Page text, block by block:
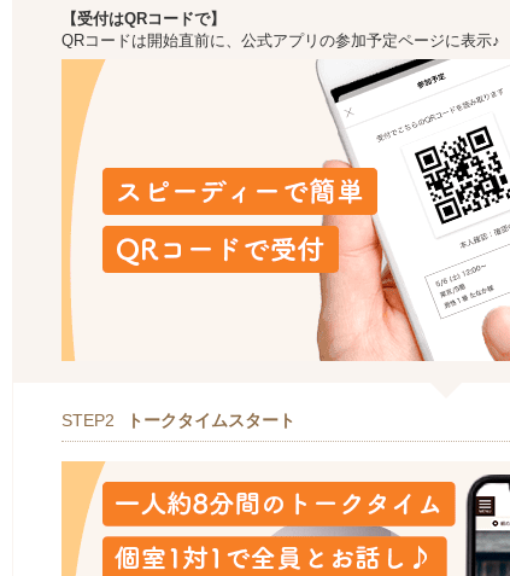
【受付はQRコードで】
QRコードは開始直前に、公式アプリの参加予定ページに表示♪
STEP2 トークタイムスタート